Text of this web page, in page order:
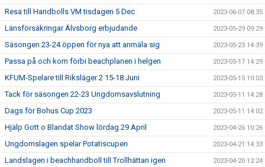
Resa till Handbolls VM tisdagen 5 Dec 2023-06-07 08:35
Länsförsäkringar Älvsborg erbjudande 2023-05-29 09:29
Säsongen 23-24 öppen för nya att anmäla sig 2023-05-23 14:39
Passa på och kom förbi beachplanen i helgen 2023-05-17 14:29
KFUM-Spelare till Riksläger 2 15-18 Juni 2023-05-15 10:03
Tack för säsongen 22-23 Ungdomsavslutning 2023-05-11 14:28
Dags för Bohus Cup 2023 2023-05-11 14:02
Hjälp Gott o Blandat Show lördag 29 April 2023-04-26 10:26
Ungdomslagen spelar Potatiscupen 2023-04-21 14:33
Landslagen i beachhandboll till Trollhättan igen 2023-04-20 12:24